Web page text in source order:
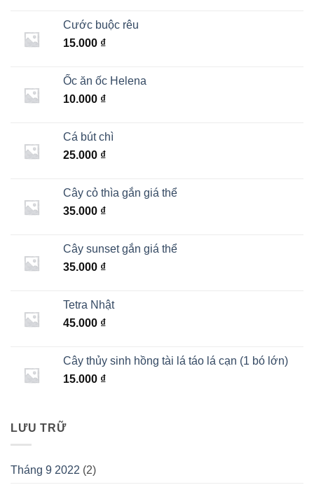
Cước buộc rêu
15.000 ₫
Ốc ăn ốc Helena
10.000 ₫
Cá bút chì
25.000 ₫
Cây cỏ thìa gắn giá thể
35.000 ₫
Cây sunset gắn giá thể
35.000 ₫
Tetra Nhật
45.000 ₫
Cây thủy sinh hồng tài lá táo lá cạn (1 bó lớn)
15.000 ₫
LƯU TRỮ
Tháng 9 2022 (2)